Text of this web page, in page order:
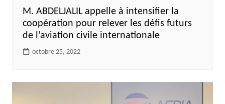
M. ABDELJALIL appelle à intensifier la
coopération pour relever les défis futurs
de l’aviation civile internationale
octobre 25, 2022